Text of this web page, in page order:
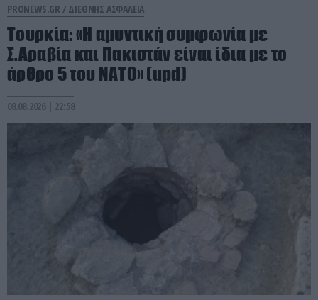
PRONEWS.GR / ΔΙΕΘΝΗΣ ΑΣΦΑΛΕΙΑ
Τουρκία: «Η αμυντική συμφωνία με
Σ.Αραβία και Πακιστάν είναι ίδια με το
άρθρο 5 του ΝΑΤΟ» (upd)
08.08.2026 | 22:58